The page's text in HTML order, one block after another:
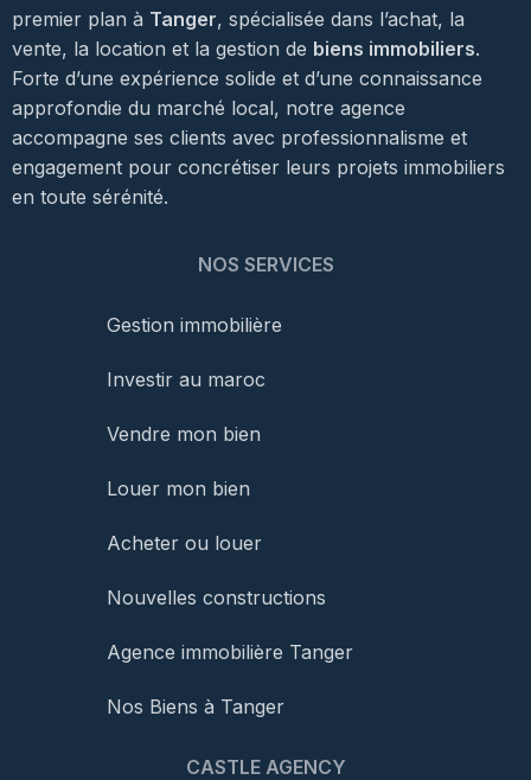
premier plan à Tanger, spécialisée dans l’achat, la
vente, la location et la gestion de biens immobiliers.
Forte d’une expérience solide et d’une connaissance
approfondie du marché local, notre agence
accompagne ses clients avec professionnalisme et
engagement pour concrétiser leurs projets immobiliers
en toute sérénité.
NOS SERVICES
Gestion immobilière
Investir au maroc
Vendre mon bien
Louer mon bien
Acheter ou louer
Nouvelles constructions
Agence immobilière Tanger
Nos Biens à Tanger
CASTLE AGENCY